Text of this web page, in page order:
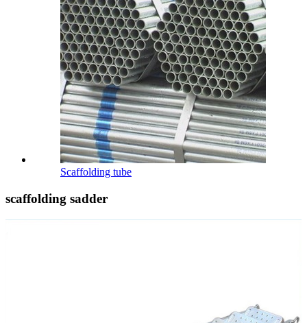
Scaffolding tube
scaffolding sadder